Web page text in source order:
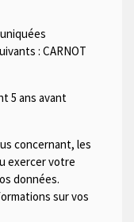
: CARNOT
5 ans avant
concernant, les
exercer votre
données.
sur vos